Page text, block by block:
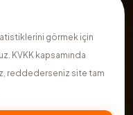
görmek için
KVKK kapsamında
reddederseniz site tam